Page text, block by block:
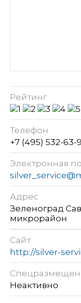
Рейтинг
Телефон
+7 (495) 532-63-
Электронная
Адрес
Зеленоград
микрорайон
Сайт
http://silver-
Неактивно